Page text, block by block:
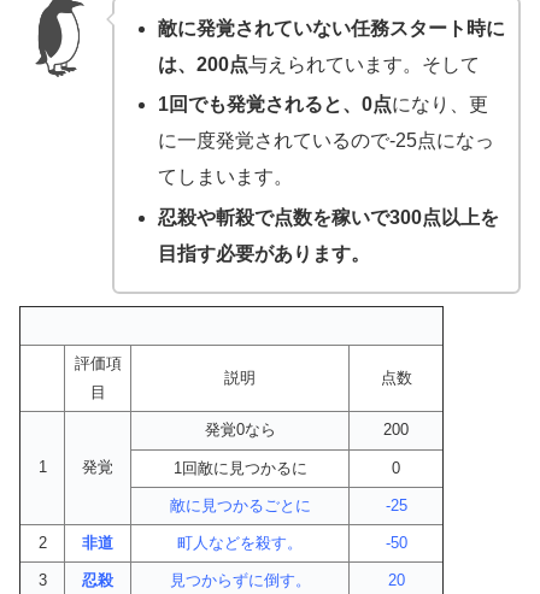
敵に発覚されていない任務スタート時に
は、200点与えられています。そして
1回でも発覚されると、0点になり、更
に一度発覚されているので-25点になっ
てしまいます。
忍殺や斬殺で点数を稼いで300点以上を
目指す必要があります。
評価項
目
説明 点数
1 発覚
発覚0なら 200
1回敵に見つかるに 0
敵に見つかるごとに -25
2 非道 町人などを殺す。 -50
3 忍殺 見つからずに倒す。 20